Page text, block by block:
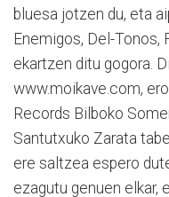
bluesa jotzen du, eta
Enemigos, Del-Tonos,
ekartzen ditu gogora.
www.moikave.com,
Records Bilboko
Santutxuko Zarata
ere saltzea espero
ezagutu genuen elkar,